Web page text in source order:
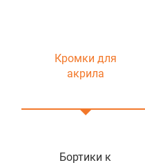
Кромки для
акрила
Бортики к